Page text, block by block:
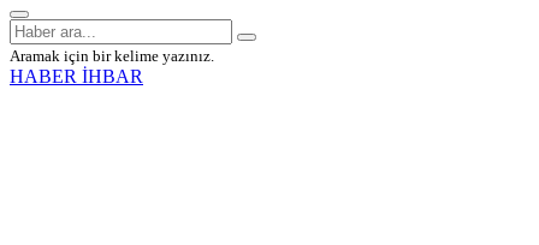
Aramak için bir kelime yazınız.
HABER İHBAR